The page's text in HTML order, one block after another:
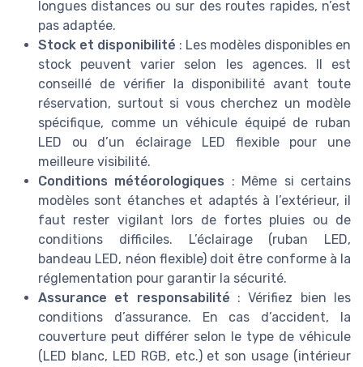
longues distances ou sur des routes rapides, n’est
pas adaptée.
Stock et disponibilité : Les modèles disponibles en
stock peuvent varier selon les agences. Il est
conseillé de vérifier la disponibilité avant toute
réservation, surtout si vous cherchez un modèle
spécifique, comme un véhicule équipé de ruban
LED ou d’un éclairage LED flexible pour une
meilleure visibilité.
Conditions météorologiques : Même si certains
modèles sont étanches et adaptés à l’extérieur, il
faut rester vigilant lors de fortes pluies ou de
conditions difficiles. L’éclairage (ruban LED,
bandeau LED, néon flexible) doit être conforme à la
réglementation pour garantir la sécurité.
Assurance et responsabilité : Vérifiez bien les
conditions d’assurance. En cas d’accident, la
couverture peut différer selon le type de véhicule
(LED blanc, LED RGB, etc.) et son usage (intérieur